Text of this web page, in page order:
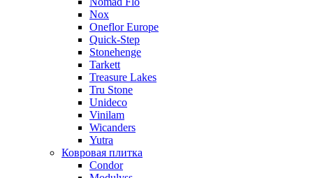
Nox
Oneflor Europe
Quick-Step
Stonehenge
Tarkett
Treasure Lakes
Tru Stone
Unideco
Vinilam
Wicanders
Yutra
Ковровая плитка
Condor